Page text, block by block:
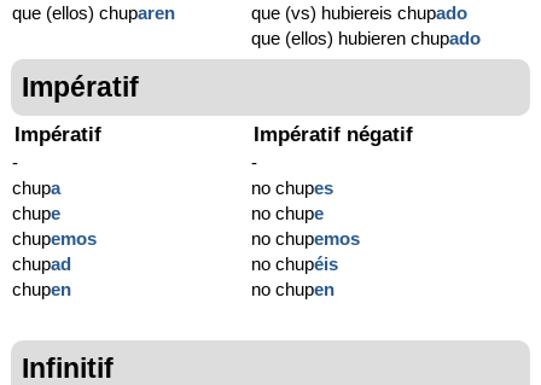
que (ellos) chuparen
que (vs) hubiereis chupado
que (ellos) hubieren chupado
Impératif
Impératif
-
chupa
chupe
chupemos
chupad
chupen
Impératif négatif
-
no chupes
no chupe
no chupemos
no chupéis
no chupen
Infinitif